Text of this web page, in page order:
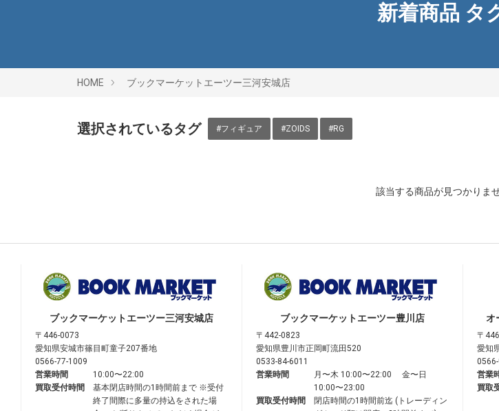
新着商品 タ
HOME ブックマーケットエーツー三河安城店
選択されているタグ #フィギュア #ZOIDS #RG
該当する商品が見つかりま
ブックマーケットエーツー三河安城店
〒446-0073
愛知県安城市篠目町童子207番地
0566-77-1009
営業時間
10:00〜22:00
買取受付時間
基本閉店時間の1時間前まで ※受付
終了間際に多量の持込をされた場
ブックマーケットエーツー豊川店
〒442-0823
愛知県豊川市正岡町流田520
0533-84-6011
営業時間
月〜木 10:00〜22:00 金〜日
10:00〜23:00
買取受付時間
閉店時間の1時間前迄 (トレーディン
オ
〒
愛知
営業
買取